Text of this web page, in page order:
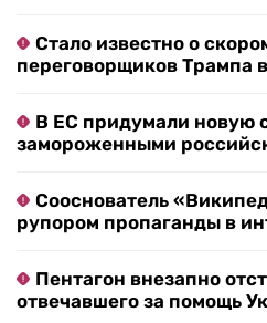
Стало известно о
переговорщиков Трампа
В ЕС придумали новую
замороженными
Сооснователь
рупором пропаганды в
Пентагон внезапно
отвечавшего за помощь